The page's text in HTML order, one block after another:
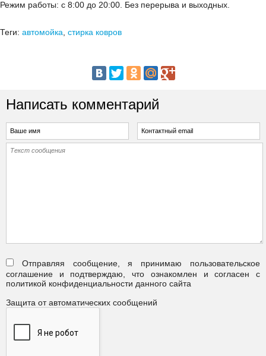
Режим работы: с 8:00 до 20:00. Без перерыва и выходных.
Теги: автомойка стирка ковров
Написать комментарий
Отправляя сообщение, я принимаю пользовательское
соглашение и подтверждаю, что ознакомлен и согласен с
политикой конфиденциальности данного сайта
Защита от автоматических сообщений